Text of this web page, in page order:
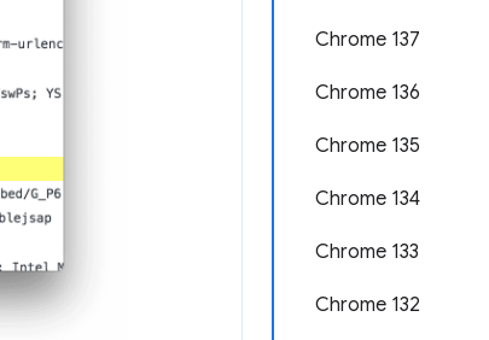
Chrome 137
Chrome 136
Chrome 135
Chrome 134
Chrome 133
Chrome 132